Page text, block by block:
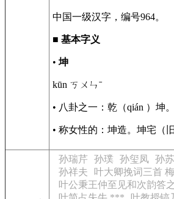
中国一级汉字，编号964。
■ 基本字义
• 坤
kūn ㄎㄨㄣˉ
• 八卦之一：乾（qián ）坤
• 称女性的：坤造。坤宅（
孙瑞芹 孙璞 孙玺凤 孙苏
孙祥夫
叶大卿挽词三首
叶公秉王仲至见和次韵答